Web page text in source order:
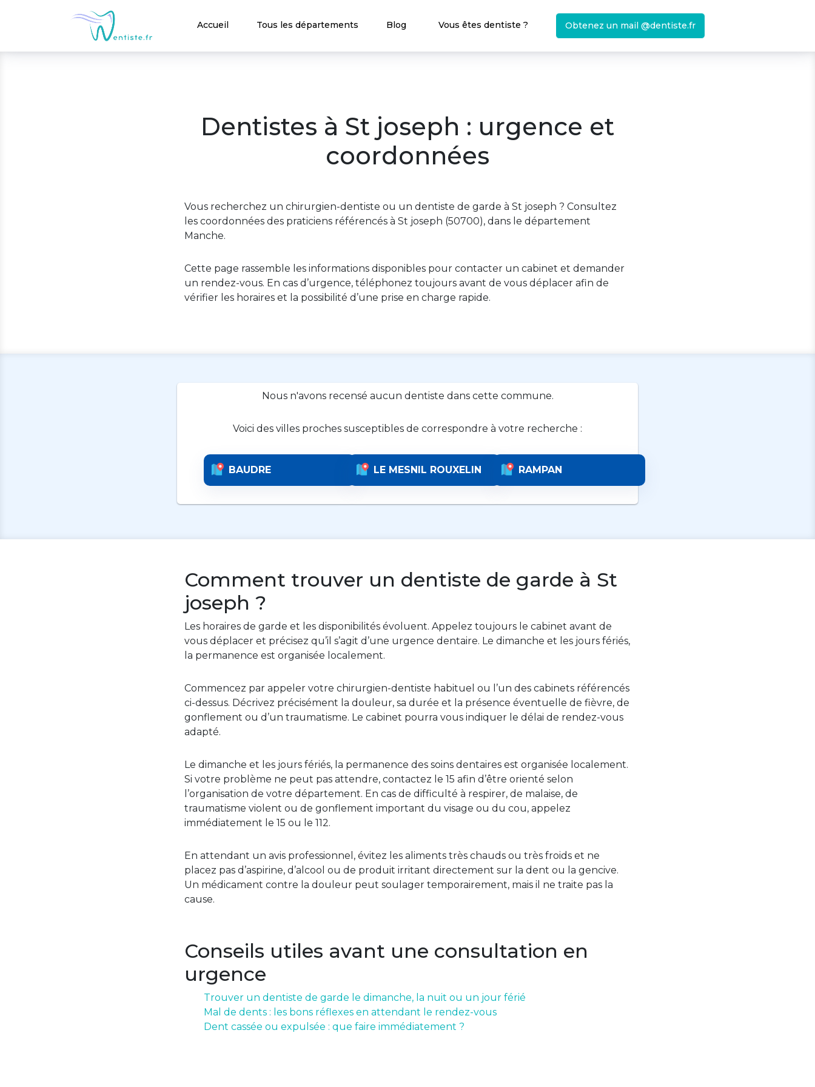
Accueil Tous les départements Blog Vous êtes dentiste ? Obtenez un mail @dentiste.fr
Dentistes à St joseph : urgence et
coordonnées
Vous recherchez un chirurgien-dentiste ou un dentiste de garde à St joseph ? Consultez
les coordonnées des praticiens référencés à St joseph (50700), dans le département
Manche.
Cette page rassemble les informations disponibles pour contacter un cabinet et demander
un rendez-vous. En cas d’urgence, téléphonez toujours avant de vous déplacer afin de
vérifier les horaires et la possibilité d’une prise en charge rapide.
Nous n'avons recensé aucun dentiste dans cette commune.
Voici des villes proches susceptibles de correspondre à votre recherche :
BAUDRE LE MESNIL ROUXELIN RAMPAN
Comment trouver un dentiste de garde à St
joseph ?
Les horaires de garde et les disponibilités évoluent. Appelez toujours le cabinet avant de
vous déplacer et précisez qu’il s’agit d’une urgence dentaire. Le dimanche et les jours fériés,
la permanence est organisée localement.
Commencez par appeler votre chirurgien-dentiste habituel ou l’un des cabinets référencés
ci-dessus. Décrivez précisément la douleur, sa durée et la présence éventuelle de fièvre, de
gonflement ou d’un traumatisme. Le cabinet pourra vous indiquer le délai de rendez-vous
adapté.
Le dimanche et les jours fériés, la permanence des soins dentaires est organisée localement.
Si votre problème ne peut pas attendre, contactez le 15 afin d’être orienté selon
l’organisation de votre département. En cas de difficulté à respirer, de malaise, de
traumatisme violent ou de gonflement important du visage ou du cou, appelez
immédiatement le 15 ou le 112.
En attendant un avis professionnel, évitez les aliments très chauds ou très froids et ne
placez pas d’aspirine, d’alcool ou de produit irritant directement sur la dent ou la gencive.
Un médicament contre la douleur peut soulager temporairement, mais il ne traite pas la
cause.
Conseils utiles avant une consultation en
urgence
Trouver un dentiste de garde le dimanche, la nuit ou un jour férié
Mal de dents : les bons réflexes en attendant le rendez-vous
Dent cassée ou expulsée : que faire immédiatement ?